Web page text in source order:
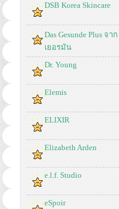
DSB Korea Skincare
Das Gesunde Plus จาก
เยอรมัน
Dr. Young
Elemis
ELIXIR
Elizabeth Arden
e.l.f. Studio
eSpoir